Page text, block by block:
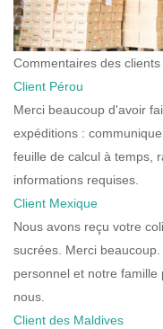
Commentaires des clients
Client Pérou
Merci beaucoup d'avoir
expéditions :
feuille de calcul à temps,
informations requises.
Client Mexique
Nous avons reçu votre
sucrées. Merci
personnel et notre
nous.
Client des Maldives